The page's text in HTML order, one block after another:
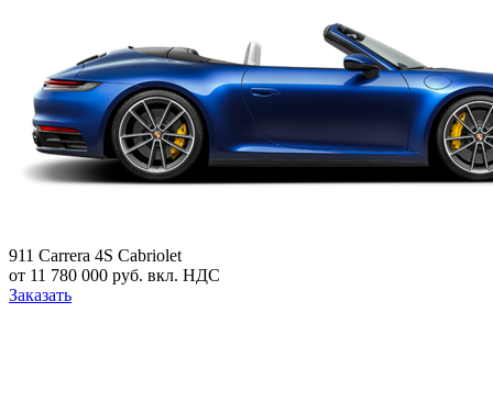
911 Carrera 4S Cabriolet
от 11 780 000 руб. вкл. НДС
Заказать